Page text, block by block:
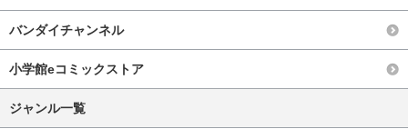
バンダイチャンネル
小学館eコミックストア
ジャンル一覧